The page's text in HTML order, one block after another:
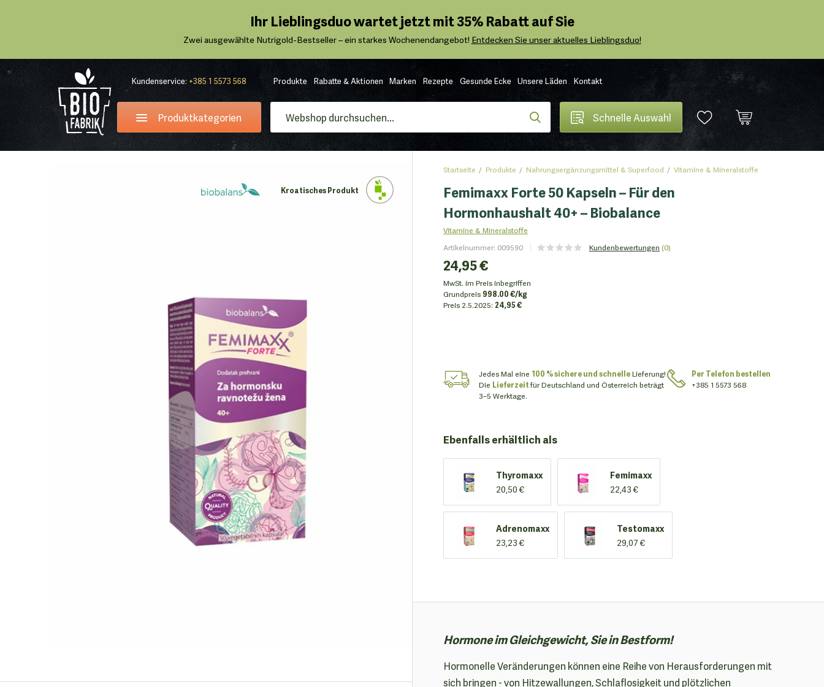
Ihr Lieblingsduo wartet jetzt mit 35% Rabatt auf Sie
Zwei ausgewählte Nutrigold-Bestseller – ein starkes Wochenendangebot! Entdecken Sie unser aktuelles Lieblingsduo!
Kundenservice: +385 1 5573 568
Produktkategorien
Produkte Rabatte & Aktionen Marken Rezepte Gesunde Ecke Unsere Läden Kontakt
Schnelle Auswahl
Kroatisches Produkt
Startseite Produkte Nahrungsergänzungsmittel & Superfood Vitamine & Mineralstoffe
Femimaxx Forte 50 Kapseln – Für den
Hormonhaushalt 40+ – Biobalance
Vitamine & Mineralstoffe
Artikelnummer: 009590 Kundenbewertungen (0)
24,95 €
MwSt. im Preis inbegriffen
Grundpreis 998.00 €/kg
Preis 2.5.2025: 24,95 €
Jedes Mal eine 100 % sichere und schnelleLieferung!
Die Lieferzeitfür Deutschland und Österreich beträgt
3–5 Werktage.
Per Telefon bestellen
+385 1 5573 568
Ebenfalls erhältlich als
Thyromaxx
20,50 €
Femimaxx
22,43 €
Adrenomaxx
23,23 €
Testomaxx
29,07 €
Hormone im Gleichgewicht, Sie in Bestform!
Hormonelle Veränderungen können eine Reihe von Herausforderungen mit
sich bringen - von Hitzewallungen, Schlaflosigkeit und plötzlichen